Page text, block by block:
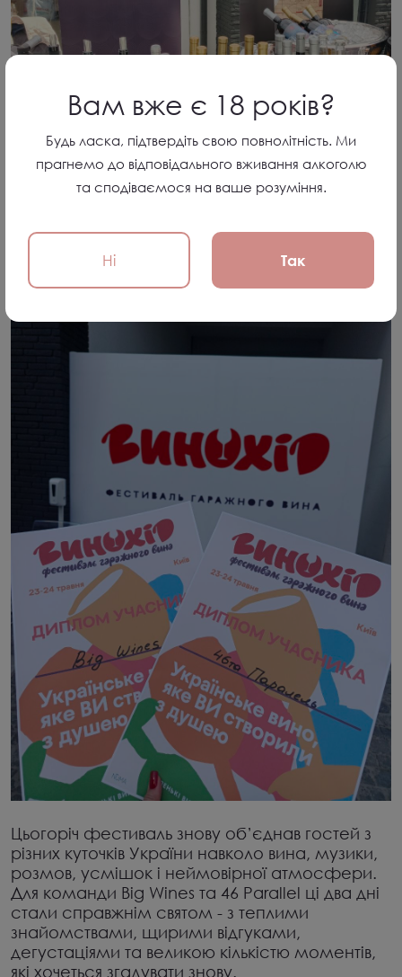
Цьогоріч фестиваль знову об’єднав гостей з
різних куточків України навколо вина, музики,
розмов, усмішок і неймовірної атмосфери.
Для команди Big Wines та 46 Parallel ці два дні
стали справжнім святом - з теплими
знайомствами, щирими відгуками,
дегустаціями та великою кількістю моментів,
які хочеться згадувати знову.
Вам вже є 18 років?
Будь ласка, підтвердіть свою повнолітність. Ми
прагнемо до відповідального вживання алкоголю
та сподіваємося на ваше розуміння.
Ні Так